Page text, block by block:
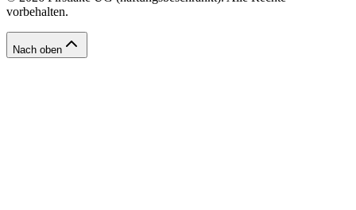
vorbehalten.
Nach oben